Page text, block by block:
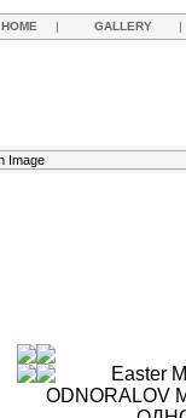
HOME | GALLERY |